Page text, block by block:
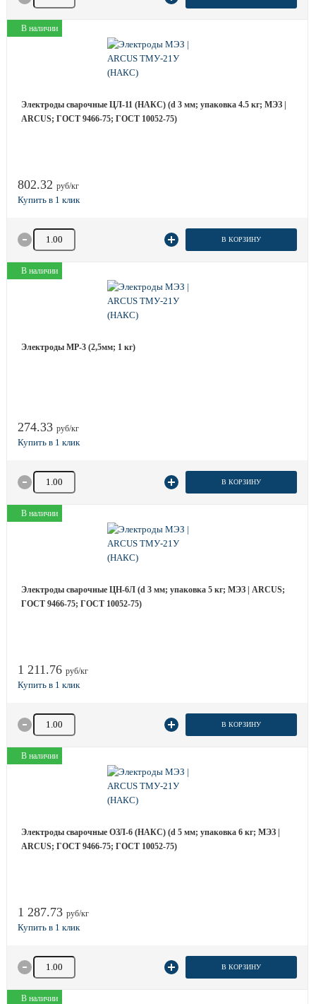
В наличии
Электроды сварочные ЦЛ-11 (НАКС) (d 3 мм; упаковка 4.5 кг; МЭЗ |
ARCUS; ГОСТ 9466-75; ГОСТ 10052-75)
802.32 руб/кг
Количество товара В КОРЗИНУ
В наличии
Электроды МР-3 (2,5мм; 1 кг)
274.33 руб/кг
Количество товара В КОРЗИНУ
В наличии
Электроды сварочные ЦН-6Л (d 3 мм; упаковка 5 кг; МЭЗ | ARCUS;
ГОСТ 9466-75; ГОСТ 10052-75)
1 211.76 руб/кг
Количество товара В КОРЗИНУ
В наличии
Электроды сварочные ОЗЛ-6 (НАКС) (d 5 мм; упаковка 6 кг; МЭЗ |
ARCUS; ГОСТ 9466-75; ГОСТ 10052-75)
1 287.73 руб/кг
Количество товара В КОРЗИНУ
В наличии